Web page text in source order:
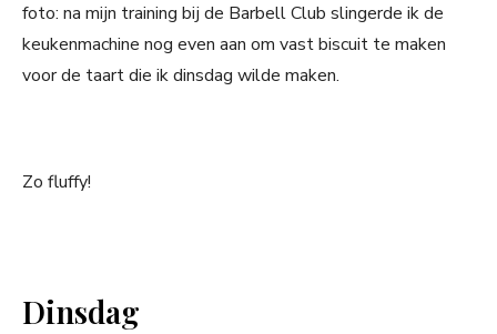
foto: na mijn training bij de Barbell Club slingerde ik de
keukenmachine nog even aan om vast biscuit te maken
voor de taart die ik dinsdag wilde maken.
Zo fluffy!
Dinsdag